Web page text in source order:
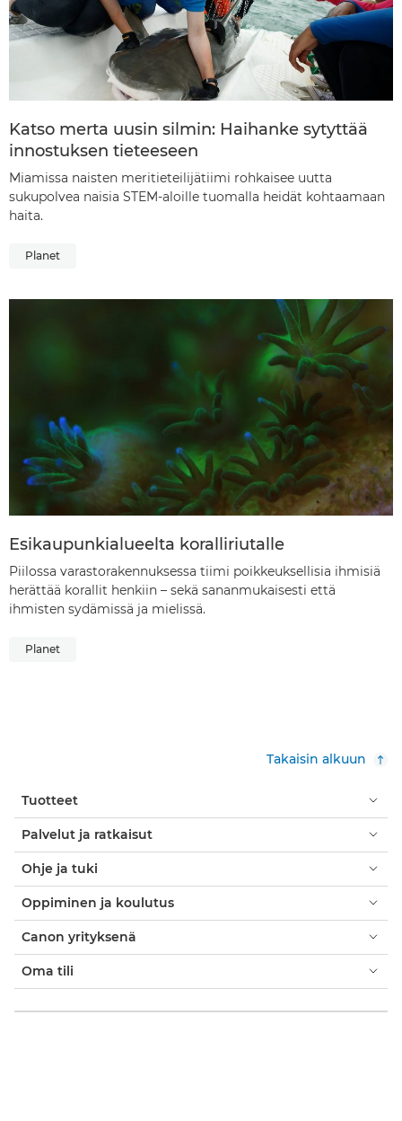
Katso merta uusin silmin: Haihanke sytyttää
innostuksen tieteeseen
Miamissa naisten meritieteilijätiimi rohkaisee uutta
sukupolvea naisia STEM-aloille tuomalla heidät kohtaamaan
haita.
Planet
Esikaupunkialueelta koralliriutalle
Piilossa varastorakennuksessa tiimi poikkeuksellisia ihmisiä
herättää korallit henkiin – sekä sananmukaisesti että
ihmisten sydämissä ja mielissä.
Planet
Takaisin alkuun
Tuotteet
Palvelut ja ratkaisut
Ohje ja tuki
Oppiminen ja koulutus
Canon yrityksenä
Oma tili